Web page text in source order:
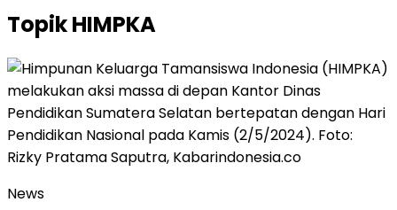
TopikHIMPKA
News